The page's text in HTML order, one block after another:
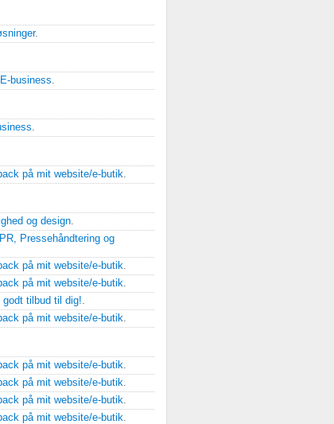
.
business.
.
på mit website/e-butik.
og design.
PR, Pressehåndtering og
på mit website/e-butik.
på mit website/e-butik.
godt tilbud til dig!.
på mit website/e-butik.
på mit website/e-butik.
på mit website/e-butik.
på mit website/e-butik.
på mit website/e-butik.